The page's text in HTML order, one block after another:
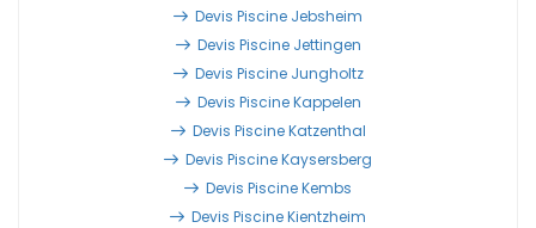
Devis Piscine Jebsheim
Devis Piscine Jettingen
Devis Piscine Jungholtz
Devis Piscine Kappelen
Devis Piscine Katzenthal
Devis Piscine Kaysersberg
Devis Piscine Kembs
Devis Piscine Kientzheim